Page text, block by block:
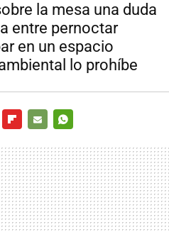
la mesa una duda
entre pernoctar
en un espacio
lo prohíbe
MAIL